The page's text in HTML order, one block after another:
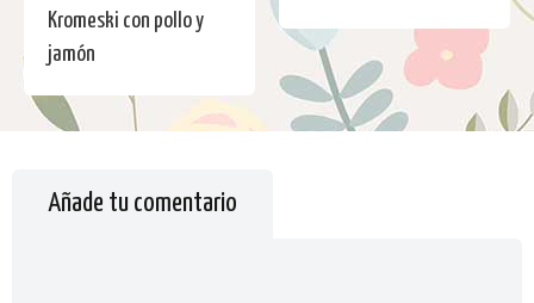
Kromeski con pollo y
jamón
Añade tu comentario